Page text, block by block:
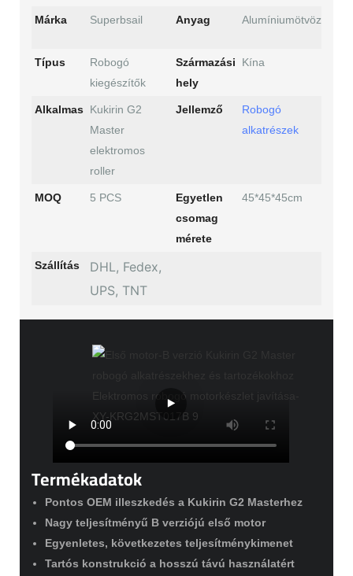
Márka Superbsail Anyag Alumíniumötvözet
Típus
Robogó
kiegészítők
Származási
hely
Kína
Alkalmas Kukirin G2
Master
elektromos
roller
Jellemző
Robogó
alkatrészek
MOQ 5 PCS
Egyetlen
csomag
mérete
45*45*45cm
Szállítás
DHL, Fedex,
UPS, TNT
Termékadatok
Pontos OEM illeszkedés a Kukirin G2 Masterhez
Nagy teljesítményű B verziójú első motor
Egyenletes, következetes teljesítménykimenet
Tartós konstrukció a hosszú távú használatért